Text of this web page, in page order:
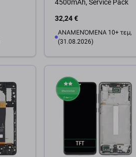
4500mAh, Service Pack
32,24 €
ΑΝΑΜΕΝΌΜΕΝΑ 10+ τεμ,
(31.08.2026)
Προσθήκη στο καλάθι